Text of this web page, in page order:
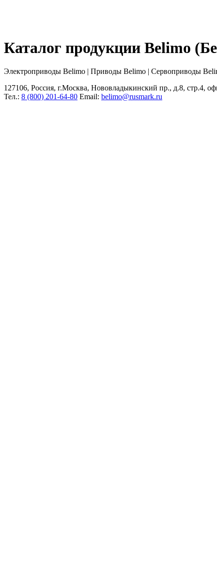
Каталог продукции Belimo
Электроприводы Belimo | Приводы Belimo | Сервоприводы
127106, Россия, г.Москва, Нововладыкинский пр., д.8, стр.4,
Тел.: 8 (800) 201-64-80 Еmail: belimo@rusmark.ru